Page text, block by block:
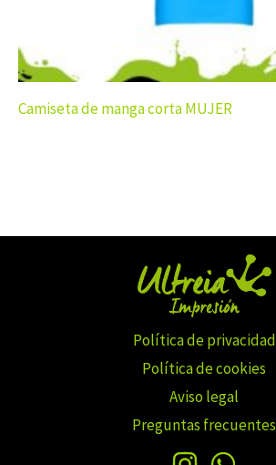
Camiseta de manga corta MUJER
Política de privacidad
Política de cookies
Aviso legal
Preguntas frecuentes